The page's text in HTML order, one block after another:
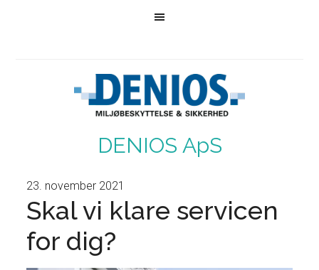
DENIOS ApS
23. november 2021
Skal vi klare servicen
for dig?